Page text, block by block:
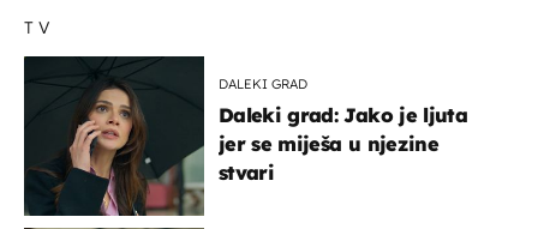
TV
DALEKI GRAD
Daleki grad: Jako je ljuta
jer se miješa u njezine
stvari